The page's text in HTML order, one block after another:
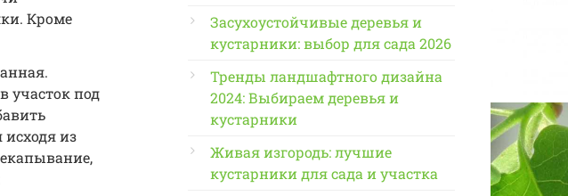
Кроме
участок под
исходя из
Засухоустойчивые деревья и
кустарники: выбор для сада 2026
Тренды ландшафтного дизайна
2024: Выбираем деревья и
кустарники
Живая изгородь: лучшие
кустарники для сада и участка